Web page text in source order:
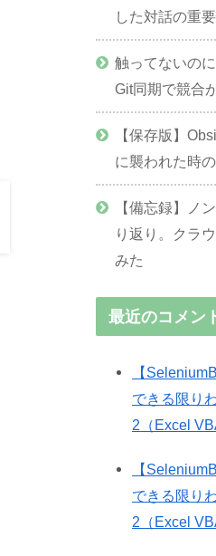
した対話の重
触ってないの
Git同期で競合
【保存版】
に襲われた時
【備忘録】ノ
り返り。クラ
みた
最近のコメン
【
できる限り
2（Excel
【
できる限り
2（Excel